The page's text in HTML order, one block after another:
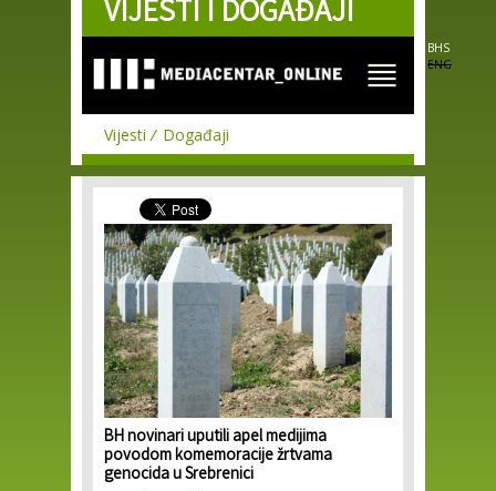
Skip to
main
VIJESTI I DOGAĐAJI
BHS
ENG
Vijesti Događaji
BH novinari uputili apel medijima
povodom komemoracije žrtvama
genocida u Srebrenici